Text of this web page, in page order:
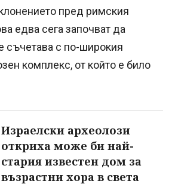
пред римския
едва сега започват да
съчетава с по-широкия
комплекс, от който е било
Израелски археолози
откриха може би най-
стария известен дом за
възрастни хора в света